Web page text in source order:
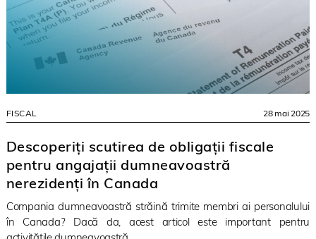
FISCAL 28 mai 2025
Descoperiți scutirea de obligații fiscale
pentru angajații dumneavoastră
nerezidenți în Canada
Compania dumneavoastră străină trimite membri ai personalului
în Canada? Dacă da, acest articol este important pentru